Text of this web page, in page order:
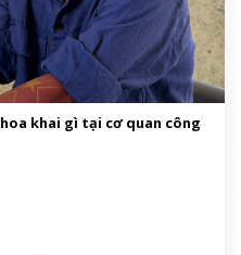
khai gì tại cơ quan công